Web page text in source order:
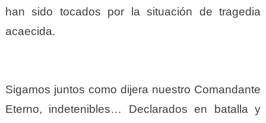
han sido tocados por la situación de tragedia
acaecida.
Sigamos juntos como dijera nuestro Comandante
Eterno, indetenibles… Declarados en batalla y